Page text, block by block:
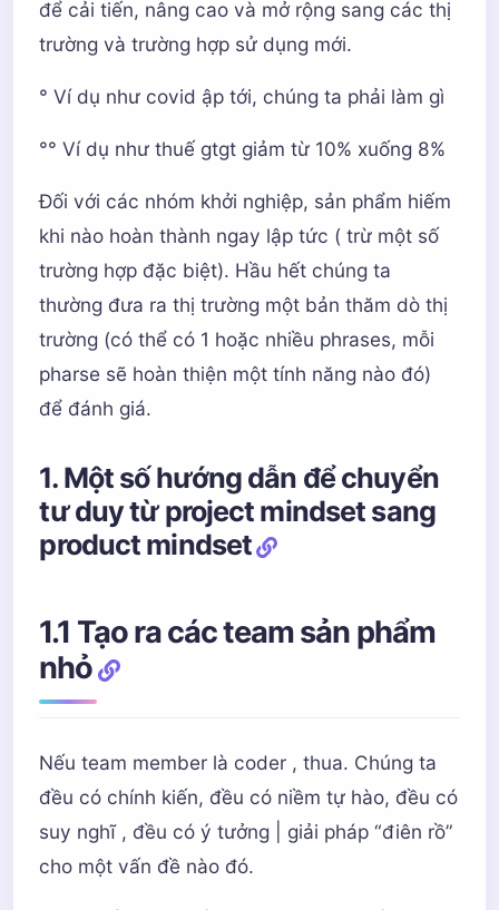
để cải tiến, nâng cao và mở rộng sang các thị
trường và trường hợp sử dụng mới.
° Ví dụ như covid ập tới, chúng ta phải làm gì
°° Ví dụ như thuế gtgt giảm từ 10% xuống 8%
Đối với các nhóm khởi nghiệp, sản phẩm hiếm
khi nào hoàn thành ngay lập tức ( trừ một số
trường hợp đặc biệt). Hầu hết chúng ta
thường đưa ra thị trường một bản thăm dò thị
trường (có thể có 1 hoặc nhiều phrases, mỗi
pharse sẽ hoàn thiện một tính năng nào đó)
để đánh giá.
1. Một số hướng dẫn để chuyển
tư duy từ project mindset sang
product mindset
1.1 Tạo ra các team sản phẩm
nhỏ
Nếu team member là coder , thua. Chúng ta
đều có chính kiến, đều có niềm tự hào, đều có
suy nghĩ , đều có ý tưởng | giải pháp “điên rồ”
cho một vấn đề nào đó.